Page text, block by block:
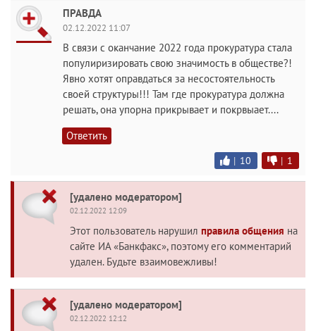
ПРАВДА
02.12.2022 11:07
В связи с оканчание 2022 года прокуратура стала
популиризировать свою значимость в обществе?!
Явно хотят оправдаться за несостоятельность
своей структуры!!! Там где прокуратура должна
решать, она упорна прикрывает и покрвыает....
Ответить
| 10 | 1
[удалено модератором]
02.12.2022 12:09
Этот пользователь нарушил правила общения на
сайте ИА «Банкфакс», поэтому его комментарий
удален. Будьте взаимовежливы!
[удалено модератором]
02.12.2022 12:12